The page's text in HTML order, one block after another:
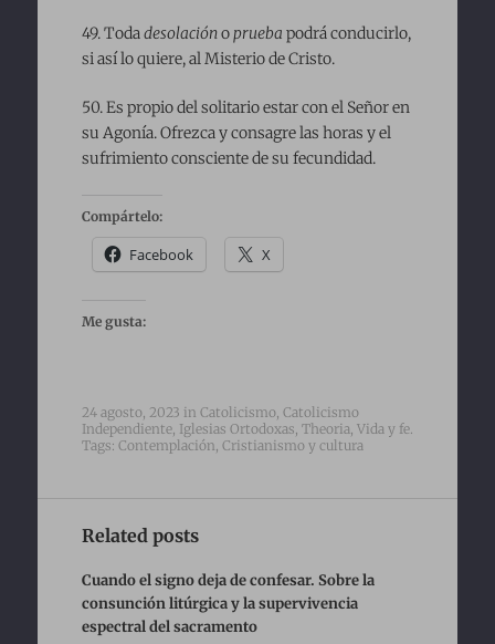
49. Todadesolaciónoprueba podrá conducirlo,
si así lo quiere, al Misterio de Cristo.
50. Es propio del solitario estar con el Señor en
su Agonía. Ofrezca y consagre las horas y el
sufrimiento consciente de su fecundidad.
Compártelo:
Facebook X
Me gusta:
24 agosto, 2023 in Catolicismo, Catolicismo
Independiente, Iglesias Ortodoxas, Theoria, Vida y fe.
Tags: Contemplación, Cristianismo y cultura
Related posts
Cuando el signo deja de confesar. Sobre la
consunción litúrgica y la supervivencia
espectral del sacramento